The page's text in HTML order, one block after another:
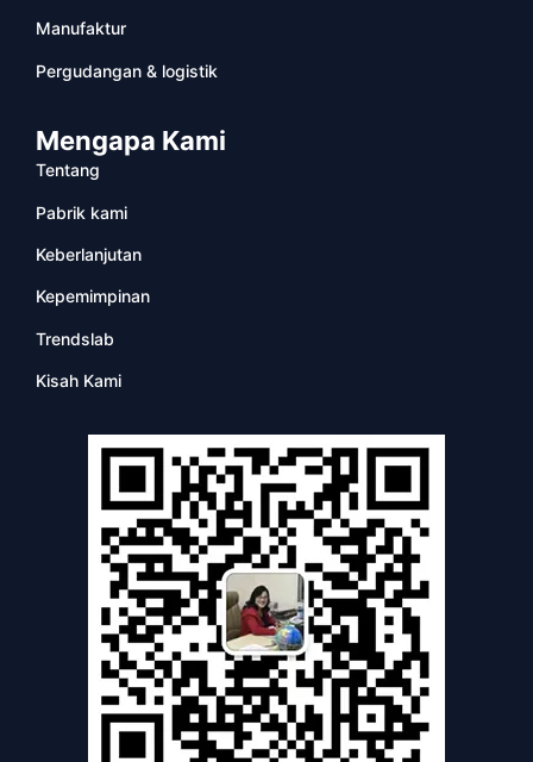
Manufaktur
Pergudangan & logistik
Mengapa Kami
Tentang
Pabrik kami
Keberlanjutan
Kepemimpinan
Trendslab
Kisah Kami